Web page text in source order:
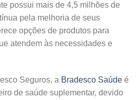
possui mais de 4,5 milhões de
pela melhoria de seus
opções de produtos para
atendem às necessidades e
Seguros, a Bradesco Saúde é
de saúde suplementar, devido